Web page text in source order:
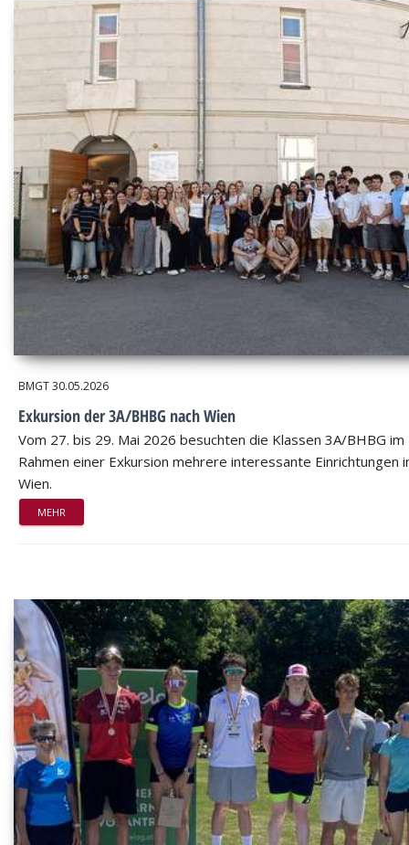
BMGT30.05.2026
Exkursion der 3A/BHBG nach Wien
Vom 27. bis 29. Mai 2026 besuchten die Klassen 3A/BHBG im
Rahmen einer Exkursion mehrere interessante Einrichtungen
Wien.
MEHR